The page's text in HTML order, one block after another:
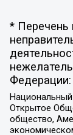
* Перечень
Федерации:
Открытое
общество,